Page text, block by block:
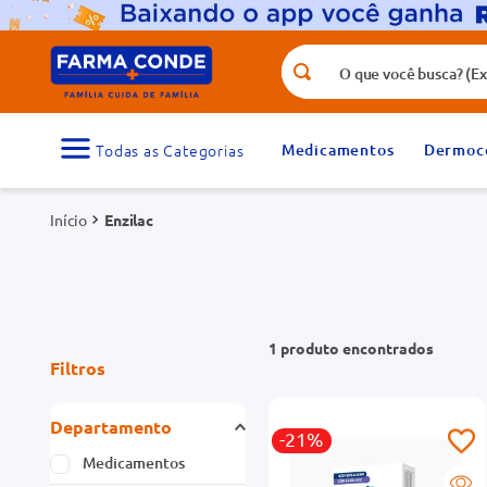
O que você busca? (Ex.: vitamina,
Medicamentos
Enzilac
Filtros
Departamento
Medicamentos
1 produto
-21%
Termos mais buscados
1
medicamento